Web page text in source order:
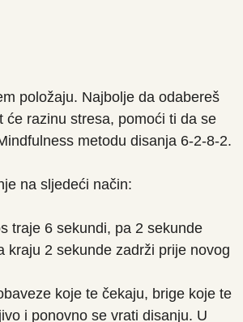
položaju. Najbolje da odabereš
razinu stresa, pomoći ti da se
metodu disanja 6-2-8-2.
na sljedeći način:
traje 6 sekundi, pa 2 sekunde
kraju 2 sekunde zadrži prije novog
koje te čekaju, brige koje te
i ponovno se vrati disanju. U